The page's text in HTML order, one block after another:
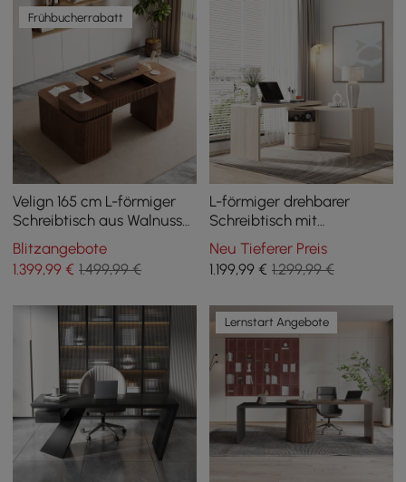
Frühbucherrabatt
Velign 165 cm L-förmiger
Schreibtisch aus Walnuss
mit Schubladen und
Schrank, rechte Seite
Blitzangebote
1.399,99 € 1.499,99 €
L-förmiger drehbarer
Schreibtisch mit
Schubladen in Altweiß, 152
cm
Neu Tieferer Preis
1.199,99 € 1.299,99 €
Lernstart Angebote